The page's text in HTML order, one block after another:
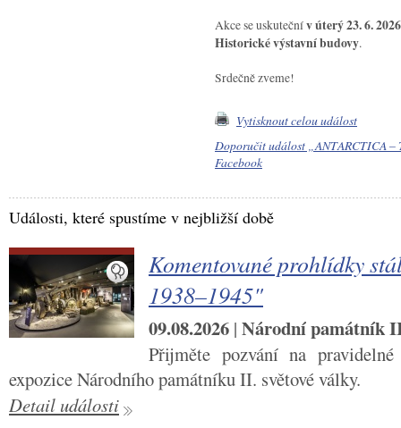
Akce se uskutečnív úterý 23. 6.
Historické výstavní budovy.
Srdečně zveme!
Vytisknout celou událost
Doporučit událost „ANTARCTICA –
Facebook
Události, které spustíme v nejbližší době
Komentované prohlídky
1938–1945"
09.08.2026 | Národní památník
Přijměte pozvání na
expozice Národního památníku II. světové války.
Detail události